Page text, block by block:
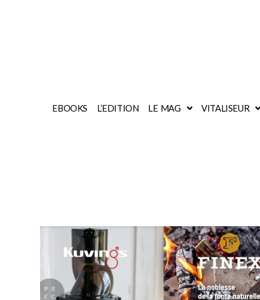
EBOOKS L’EDITION LE MAG VITALISEUR